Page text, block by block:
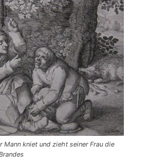
Mann kniet und zieht seiner Frau die